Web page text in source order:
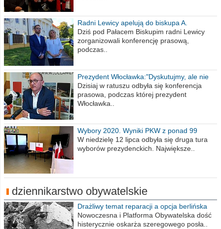
Radni Lewicy apelują do biskupa A.
Wiesława Meringa
Dziś pod Pałacem Biskupim radni Lewicy
zorganizowali konferencję prasową,
podczas..
Prezydent Włocławka:"Dyskutujmy, ale nie
obrażajmy się”
Dzisiaj w ratuszu odbyła się konferencja
prasowa, podczas której prezydent
Włocławka..
Wybory 2020. Wyniki PKW z ponad 99
procent obwodów
W niedzielę 12 lipca odbyła się druga tura
wyborów prezydenckich. Największe..
dziennikarstwo obywatelskie
Drażliwy temat reparacji a opcja berlińska
Nowoczesna i Platforma Obywatelska dość
histerycznie oskarża szeregowego posła..